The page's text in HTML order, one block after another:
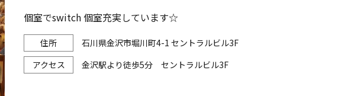
個室でswitch 個室充実しています☆
石川県金沢市堀川町4-1 セントラルビル3F
金沢駅より徒歩5分 セントラルビル3F